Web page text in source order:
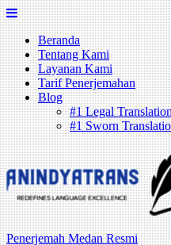
Skip
to
contentBeranda
Tentang Kami
Layanan Kami
Tarif Penerjemahan
Blog
#1 Legal
#1 Sworn
Penerjemah Medan Resmi